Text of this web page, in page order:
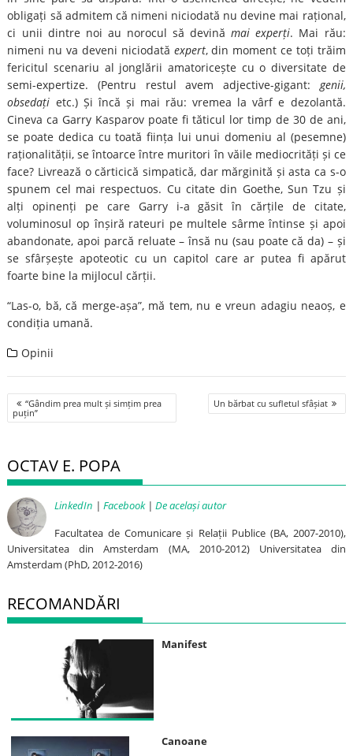
obligați să admitem că nimeni niciodată nu devine mai rațional,
ci unii dintre noi au norocul să devinămai experți. Mai rău:
nimeni nu va deveni niciodată expert, din moment ce toți trăim
fericitul scenariu al jonglării amatoricește cu o diversitate de
semi-expertize. (Pentru restul avem adjective-gigant: genii,
obsedați etc.) Și încă și mai rău: vremea la vârf e dezolantă.
Cineva ca Garry Kasparov poate fi tăticul lor timp de 30 de ani,
se poate dedica cu toată ființa lui unui domeniu al (pesemne)
raționalității, se întoarce între muritori în văile mediocrități și ce
face? Livrează o cărticică simpatică, dar mărginită și asta ca s-o
spunem cel mai respectuos. Cu citate din Goethe, Sun Tzu și
alți opinenți pe care Garry i-a găsit în cărțile de citate,
voluminosul op înșiră rateuri pe multele sârme întinse și apoi
abandonate, apoi parcă reluate – însă nu (sau poate că da) – și
se sfârșește apoteotic cu un capitol care ar putea fi apărut
foarte bine la mijlocul cărții.
“Las-o, bă, că merge-așa”, mă tem, nu e vreun adagiu neaoș, e
condiția umană.
Opinii
Post
navigation
“Gândim prea mult și simțim prea
puțin”
Un bărbat cu sufletul sfâșiat
OCTAV E. POPA
LinkedIn |Facebook|De același autor
Facultatea de Comunicare și Relații Publice (BA, 2007-2010),
Universitatea din Amsterdam (MA, 2010-2012) Universitatea din
Amsterdam (PhD, 2012-2016)
RECOMANDĂRI
Manifest
Canoane